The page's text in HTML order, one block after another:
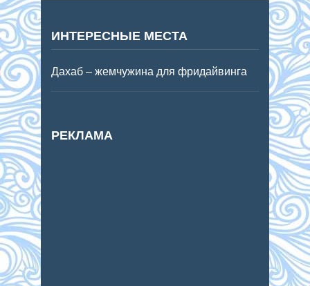
ИНТЕРЕСНЫЕ МЕСТА
Дахаб – жемчужина для фридайвинга
РЕКЛАМА